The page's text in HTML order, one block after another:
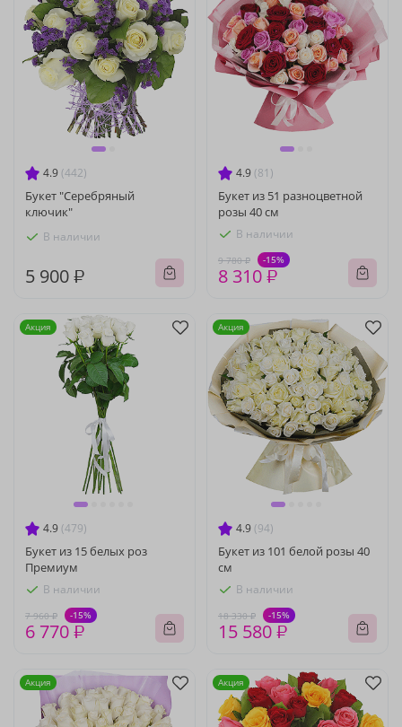
4.9 (442)
Букет "Серебряный
ключик"
В наличии
5 900 ₽
4.9 (81)
Букет из 51 разноцветной
розы 40 см
В наличии
9 780 ₽ -15%
8 310 ₽
4.9 (479)
Букет из 15 белых роз
Премиум
В наличии
7 960 ₽ -15%
6 770 ₽
Акция
4.9 (94)
Букет из 101 белой розы 40
см
В наличии
18 330 ₽ -15%
15 580 ₽
Акция
Акция Акция